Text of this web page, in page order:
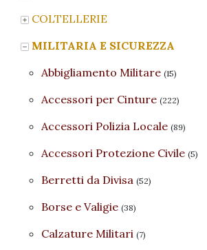
COLTELLERIE
MILITARIA E SICUREZZA
Abbigliamento Militare (15)
Accessori per Cinture (222)
Accessori Polizia Locale (89)
Accessori Protezione Civile (5)
Berretti da Divisa (52)
Borse e Valigie (38)
Calzature Militari (7)